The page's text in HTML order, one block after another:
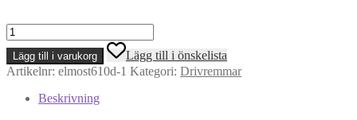
Elmo
modell
ST
800
Drivrem
Lägg till i varukorg
Lägg till i önskelista
Artikelnr: elmost610d-1 Kategori: Drivremmar
Beskrivning